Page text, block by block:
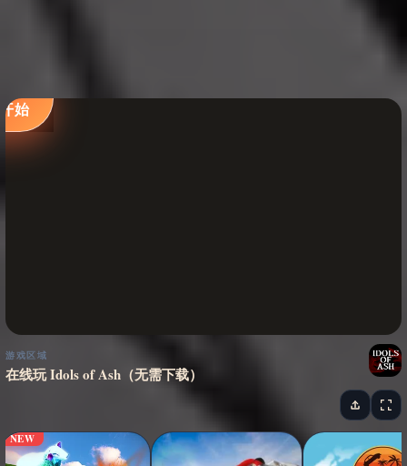
开始
游戏区域
在线玩 Idols of Ash（无需下载）
NEW